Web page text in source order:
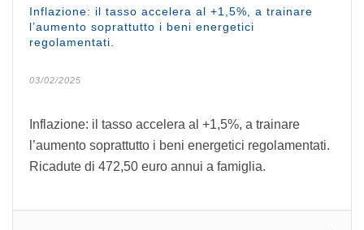
Inflazione: il tasso accelera al +1,5%, a trainare
l’aumento soprattutto i beni energetici
regolamentati.
03/02/2025
Inflazione: il tasso accelera al +1,5%, a trainare
l’aumento soprattutto i beni energetici regolamentati.
Ricadute di 472,50 euro annui a famiglia.